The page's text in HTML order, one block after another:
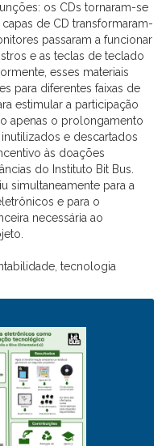
os CDs tornaram-se
de CD transformaram-
passaram a funcionar
e as teclas de teclado
esses materiais
para diferentes faixas de
estimular a participação
apenas o prolongamento
e descartados
às doações
do Instituto Bit Bus.
simultaneamente para a
e para o
necessária ao
tecnologia